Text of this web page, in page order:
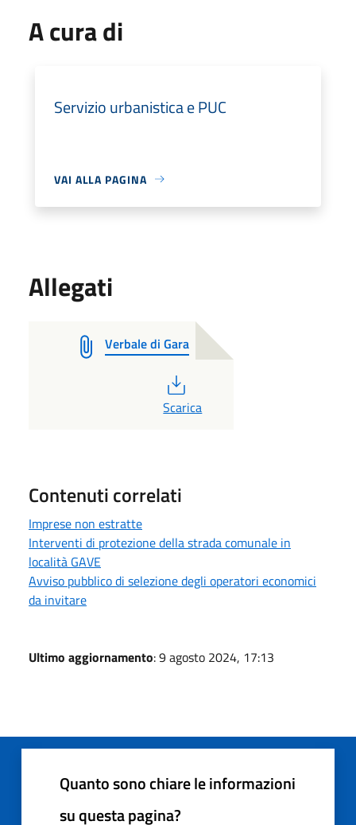
A cura di
Servizio urbanistica e PUC
VAI ALLA PAGINA
Allegati
Verbale di Gara
PDF
Scarica
Contenuti correlati
Imprese non estratte
Interventi di protezione della strada comunale in
località GAVE
Avviso pubblico di selezione degli operatori economici
da invitare
Ultimo aggiornamento: 9 agosto 2024, 17:13
Quanto sono chiare le informazioni
su questa pagina?